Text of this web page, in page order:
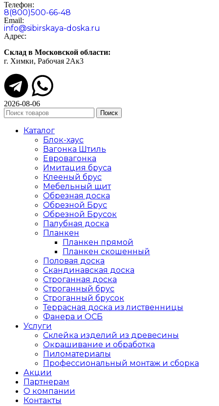
Телефон:
8(800)500-66-48
Email:
info@sibirskaya-doska.ru
Адрес:
Склад в Московской области:
г. Химки, Рабочая 2Ак3
2026-08-06
Поиск
Каталог
Блок-хаус
Вагонка Штиль
Евровагонка
Имитация бруса
Клееный брус
Мебельный щит
Обрезная доска
Обрезной Брус
Обрезной Брусок
Палубная доска
Планкен
Планкен прямой
Планкен скошенный
Половая доска
Скандинавская доска
Строганная доска
Строганный брус
Строганный брусок
Террасная доска из лиственницы
Фанера и ОСБ
Услуги
Склейка изделий из древесины
Окрашивание и обработка
Пиломатериалы
Профессиональный монтаж и сборка
Акции
Партнерам
О компании
Контакты